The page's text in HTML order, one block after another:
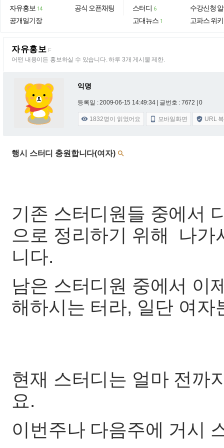
자유홍보 14
공개일기장
공식 오픈채팅
스터디 6
고대뉴스 1
수강신청
고파스 위키
자유홍보 F
어떤 내용이든 홍보하실 수 있습니다. 하루 3개 게시물 제한.
익명
등록일 : 2009-06-15 14:49:34 | 글번호 : 7672 | 0
 1832명이 읽었어요  모바일화면  URL
행시 스터디 충원합니다(여자) 
기존 스터디원들 중에서
으로 정리하기 위해 나가
니다.
남은 스터디원 중에서 이
해하시는 터라, 일단 여
현재 스터디는 얼마 전까
요.
이번주나 다음주에 거시